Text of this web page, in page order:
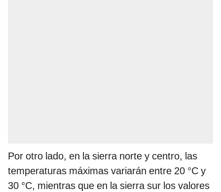
Por otro lado, en la sierra norte y centro, las
temperaturas máximas variarán entre 20 °C y
30 °C, mientras que en la sierra sur los valores